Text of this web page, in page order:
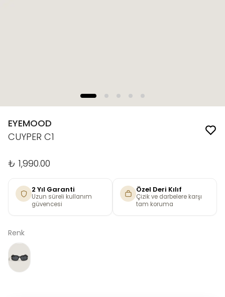
EYEMOOD
CUYPER C1
₺ 1,990.00
2 Yıl Garanti
Uzun süreli kullanım
güvencesi
Özel Deri Kılıf
Çizik ve darbelere karşı
tam koruma
Renk